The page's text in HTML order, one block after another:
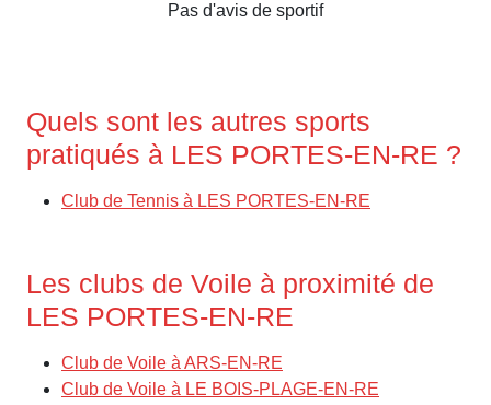
Pas d'avis de sportif
Quels sont les autres sports
pratiqués à LES PORTES-EN-RE ?
Club de Tennis à LES PORTES-EN-RE
Les clubs de Voile à proximité de
LES PORTES-EN-RE
Club de Voile à ARS-EN-RE
Club de Voile à LE BOIS-PLAGE-EN-RE